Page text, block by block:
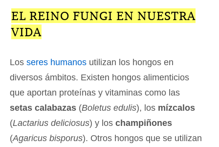
EL REINO FUNGI EN NUESTRA
VIDA
Los seres humanos utilizan los hongos en
diversos ámbitos. Existen hongos alimenticios
que aportan proteínas y vitaminas como las
setas calabazas (Boletus edulis), los mízcalos
(Lactarius deliciosus) y los champiñones
(Agaricus bisporus). Otros hongos que se utilizan